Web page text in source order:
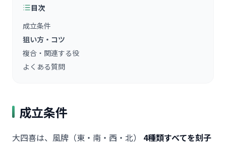
目次
成立条件
狙い方・コツ
複合・関連する役
よくある質問
成立条件
大四喜は、風牌（東・南・西・北） 4種類すべてを刻子